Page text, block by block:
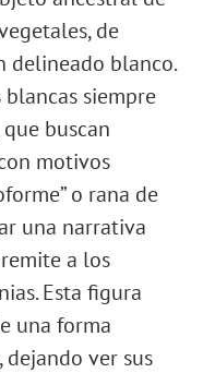
de
delineado blanco.
siempre
buscan
motivos
o rana de
una narrativa
a los
Esta figura
una forma
ver sus